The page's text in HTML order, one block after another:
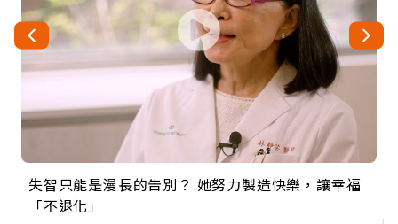
失智只能是漫長的告別？ 她努力製造快樂，讓幸福
「不退化」
來自剛果的巧克力神父 為台灣奉獻36年 「台灣是我
的家，我連作夢都講台語！」
63歲卸矽谷副總、搬回台灣找快樂！「蛋黃哥小
丑」走進安養院，逗樂上萬爺奶：退休後才開始真
104歲打破金氏世界紀錄 成為全球最年長羽球選
手，分享長壽的秘密原來是「這個」
事業巔峰他選擇追夢…黑手阿伯拉小提琴還登上小
巨蛋！連CNN都大讚！